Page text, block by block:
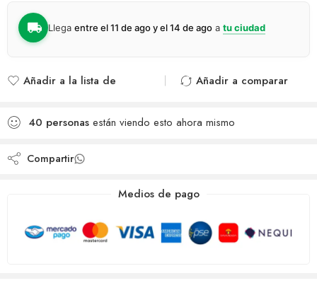
Llega entre el 11 de ago y el 14 de ago a tu ciudad
Añadir a la lista de
Añadido a la lista de
deseos
Añadir a comparar
40 personas están viendo esto ahora mismo
Compartir
Medios de pago